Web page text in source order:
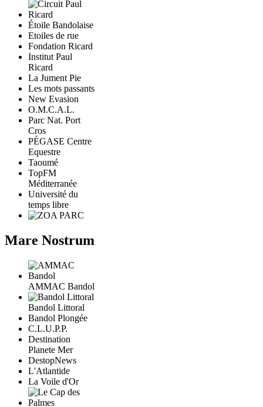
Étoile Bandolaise
Etoiles de rue
Fondation Ricard
Institut Paul
Ricard
La Jument Pie
Les mots passants
New Evasion
O.M.C.A.L.
Parc Nat. Port
Cros
PÉGASE Centre
Equestre
Taoumé
TopFM
Méditerranée
Université du
temps libre
Mare Nostrum
AMMAC Bandol
Bandol Littoral
Bandol Plongée
C.L.U.P.P.
Destination
Planete Mer
DestopNews
L'Atlantide
La Voile d'Or